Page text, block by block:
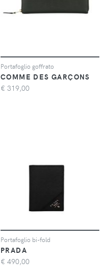
Portafoglio goffrato
COMME DES GARÇONS
€ 319,00
Portafoglio bi-fold
PRADA
€ 490,00